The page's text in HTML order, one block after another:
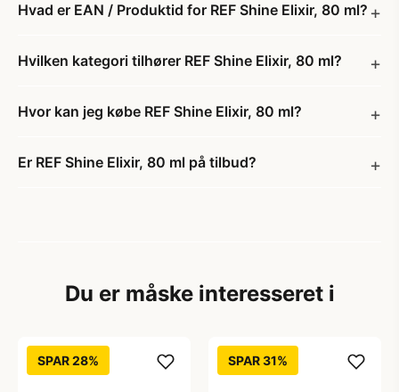
Hvad er EAN / Produktid for REF Shine Elixir, 80 ml?
Hvilken kategori tilhører REF Shine Elixir, 80 ml?
Hvor kan jeg købe REF Shine Elixir, 80 ml?
Er REF Shine Elixir, 80 ml på tilbud?
Du er måske interesseret i
SPAR 28% SPAR 31%